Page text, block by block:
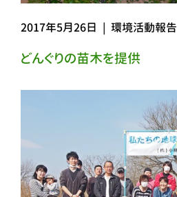
2017年5月26日 | 環境活動報告
どんぐりの苗木を提供